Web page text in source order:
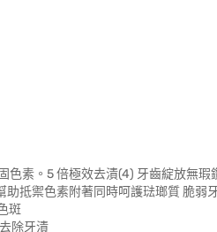
色素。5 倍極效去漬(4) 牙齒綻放無瑕
抵禦色素附著同時呵護琺瑯質 脆弱
斑
除牙漬